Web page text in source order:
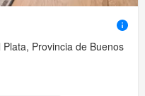
Provincia de Buenos